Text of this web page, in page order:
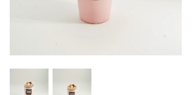
Privacy Policy